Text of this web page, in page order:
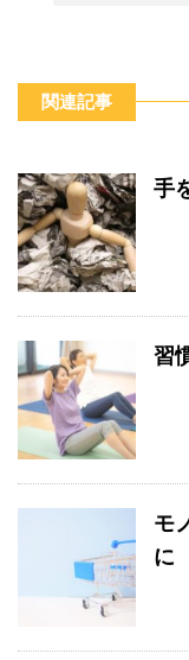
関連記事
手
習
モ
に